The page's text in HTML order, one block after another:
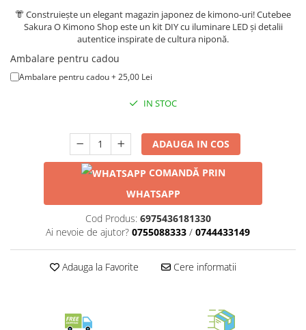
Retro Arcade – Jocuri, Console si
Accesorii Clasice
Book Nooks
Hello Kitty - Produse Oficiale
Comic Books (Benzi Desenate)
Puzzle 8000 piese
Puzzle 1000 piese fluorescent
Puzzle 24 piese
Puzzle-uri metalice si logice
Puzzle 275 piese
Puzzle 550 piese
LEGO Marvel Super Heroes
LEGO Minecraft
LEGO One Piece
LEGO Sonic the Hedgehog
LEGO Super Mario
LEGO Wicked
Costume si accesorii
👘 Construiește un elegant magazin japonez de kimono-uri! Cutebee
Sakura O Kimono Shop este un kit DIY cu iluminare LED și detalii
autentice inspirate de cultura niponă.
Ambalare pentru cadou
Ambalare pentru cadou + 25,00 Lei
IN STOC
ADAUGA IN COS
COMANDĂ PRIN
WHATSAPP
Cod Produs: 6975436181330
Ai nevoie de ajutor? 0755088333 / 0744433149
Adauga la Favorite Cere informatii